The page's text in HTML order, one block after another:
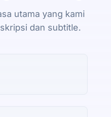
utama yang kami
dan subtitle.